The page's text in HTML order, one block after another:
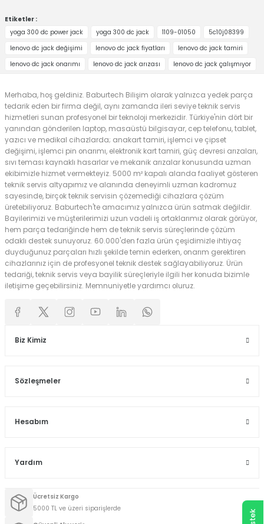
Etiketler :
yoga 300 dc power jack
yoga 300 dc jack 1109-01050
5c10j08399
lenovo dc jack değişimi
lenovo dc jack fiyatları
lenovo dc jack tamiri
lenovo dc jack onarımı
lenovo dc jack arızası lenovo dc jack çalışmıyor
Merhaba, hoş geldiniz. Baburtech Bilişim olarak yalnızca yedek parça
tedarik eden bir firma değil, aynı zamanda ileri seviye teknik servis
hizmetleri sunan profesyonel bir teknoloji merkezidir. Türkiye'nin dört bir
yanından gönderilen laptop, masaüstü bilgisayar, cep telefonu, tablet,
yazıcı ve medikal cihazlarda; anakart tamiri, işlemci ve çipset
değişimi, işlemci pin onarımı, elektronik kart tamiri, güç devresi arızaları,
sıvı teması kaynaklı hasarlar ve mekanik arızalar konusunda uzman
ekibimizle hizmet vermekteyiz. 5000 m² kapalı alanda faaliyet gösteren
teknik servis altyapımız ve alanında deneyimli uzman kadromuz
sayesinde, birçok teknik servisin çözemediği cihazlara çözüm
üretebiliyoruz. Baburtech'te amacımız yalnızca ürün satmak değildir.
Bayilerimizi ve müşterilerimizi uzun vadeli iş ortaklarımız olarak görüyor,
hem parça tedariğinde hem de teknik servis süreçlerinde çözüm
odaklı destek sunuyoruz. 60.000'den fazla ürün çeşidimizle ihtiyaç
duyduğunuz parçaları hızlı şekilde temin ederken, onarım gerektiren
cihazlarınız için de profesyonel teknik destek sağlayabiliyoruz. Ürün
tedariği, teknik servis veya bayilik süreçleriyle ilgili her konuda bizimle
iletişime geçebilirsiniz. Memnuniyetle yardımcı oluruz.
Biz Kimiz
Sözleşmeler
Hesabım
Yardım
Ücretsiz Kargo
5000 TL ve üzeri siparişlerde